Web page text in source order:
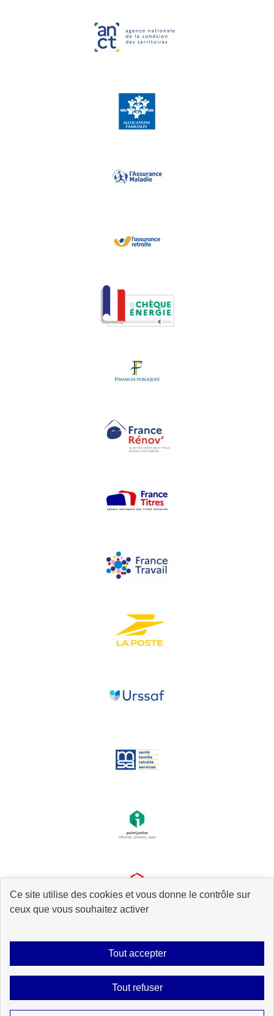
Ce site utilise des cookies et vous donne le contrôle sur
ceux que vous souhaitez activer
Tout accepter
Tout refuser
Plan du site Accessibilité : partiellement conforme Mentions légales
Gestion des cookies